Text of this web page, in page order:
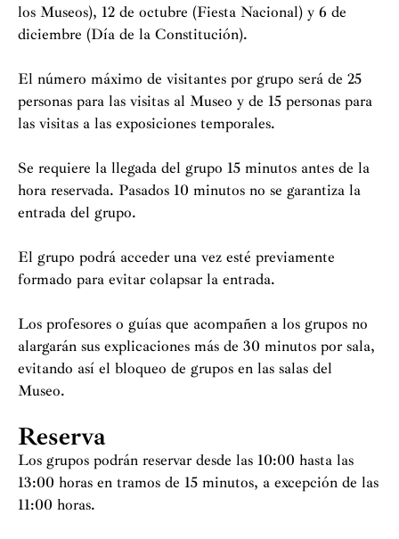
los Museos), 12 de octubre (Fiesta Nacional) y 6 de
diciembre (Día de la Constitución).
El número máximo de visitantes por grupo será de 25
personas para las visitas al Museo y de 15 personas para
las visitas a las exposiciones temporales.
Se requiere la llegada del grupo 15 minutos antes de la
hora reservada. Pasados 10 minutos no se garantiza la
entrada del grupo.
El grupo podrá acceder una vez esté previamente
formado para evitar colapsar la entrada.
Los profesores o guías que acompañen a los grupos no
alargarán sus explicaciones más de 30 minutos por sala,
evitando así el bloqueo de grupos en las salas del
Museo.
Reserva
Los grupos podrán reservar desde las 10:00 hasta las
13:00 horas en tramos de 15 minutos, a excepción de las
11:00 horas.